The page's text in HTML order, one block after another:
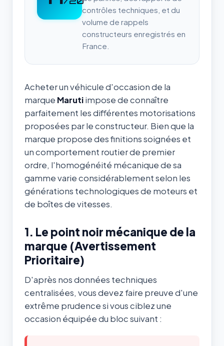
contrôles techniques, et du
volume de rappels
constructeurs enregistrés en
France.
Acheter un véhicule d'occasion de la
marque Marutiimpose de connaître
parfaitement les différentes motorisations
proposées par le constructeur. Bien que la
marque propose des finitions soignées et
un comportement routier de premier
ordre, l'homogénéité mécanique de sa
gamme varie considérablement selon les
générations technologiques de moteurs et
de boîtes de vitesses.
1. Le point noir mécanique de la
marque (Avertissement
Prioritaire)
D'après nos données techniques
centralisées, vous devez faire preuve d'une
extrême prudence si vous ciblez une
occasion équipée du bloc suivant :